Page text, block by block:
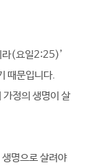
라(요일2:25)’
때문입니다.
가정의 생명이 살
명으로 살려야